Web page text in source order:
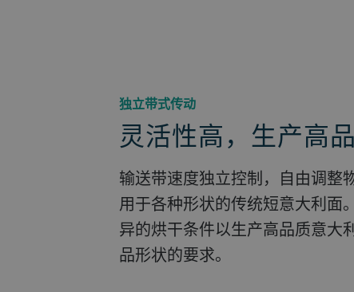
独立带式传动
灵活性高，生产高
输送带速度独立控制，自由调整
用于各种形状的传统短意大利面
异的烘干条件以生产高品质意大
品形状的要求。